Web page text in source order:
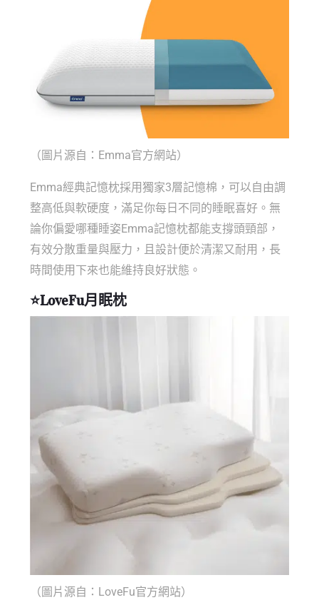
（圖片源自：Emma官方網站）
Emma經典記憶枕採用獨家3層記憶棉，可以自由調
整高低與軟硬度，滿足你每日不同的睡眠喜好。無
論你偏愛哪種睡姿Emma記憶枕都能支撐頭頸部，
有效分散重量與壓力，且設計便於清潔又耐用，長
時間使用下來也能維持良好狀態。
⭐LoveFu月眠枕
（圖片源自：LoveFu官方網站）